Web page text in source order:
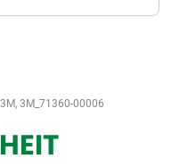
3M_71360-00006